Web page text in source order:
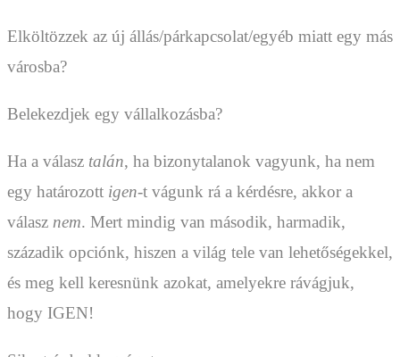
Elköltözzek az új állás/párkapcsolat/egyéb miatt egy más
városba?
Belekezdjek egy vállalkozásba?
Ha a válasz talán, ha bizonytalanok vagyunk, ha nem
egy határozott igen-t vágunk rá a kérdésre, akkor a
válasz nem. Mert mindig van második, harmadik,
századik opciónk, hiszen a világ tele van lehetőségekkel,
és meg kell keresnünk azokat, amelyekre rávágjuk,
hogy IGEN!